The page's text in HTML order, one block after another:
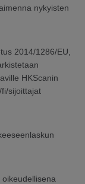
nykyisten
2014/1286/EU,
HKScanin
sijoittajat